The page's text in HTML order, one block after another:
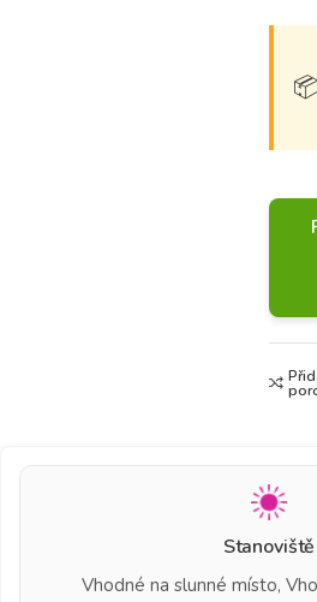
Stanoviště
Vhodné na slunné místo,